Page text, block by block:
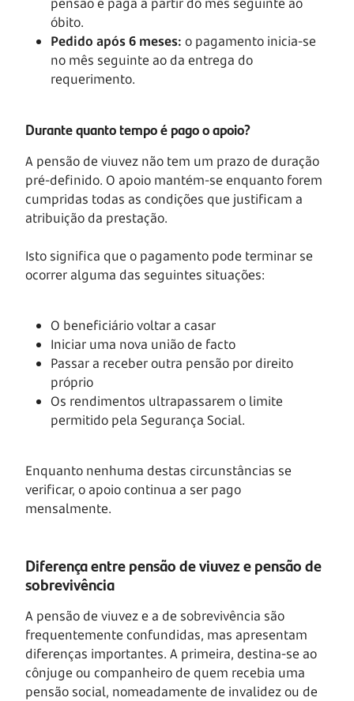
óbito.
Pedido após 6 meses: o pagamento inicia-se
no mês seguinte ao da entrega do
requerimento.
Durante quanto tempo é pago o apoio?
A pensão de viuvez não tem um prazo de duração
pré-definido. O apoio mantém-se enquanto forem
cumpridas todas as condições que justificam a
atribuição da prestação.
Isto significa que o pagamento pode terminar se
ocorrer alguma das seguintes situações:
O beneficiário voltar a casar
Iniciar uma nova união de facto
Passar a receber outra pensão por direito
próprio
Os rendimentos ultrapassarem o limite
permitido pela Segurança Social.
Enquanto nenhuma destas circunstâncias se
verificar, o apoio continua a ser pago
mensalmente.
Diferença entre pensão de viuvez e pensão de
sobrevivência
A pensão de viuvez e a de sobrevivência são
frequentemente confundidas, mas apresentam
diferenças importantes. A primeira, destina-se ao
cônjuge ou companheiro de quem recebia uma
pensão social, nomeadamente de invalidez ou de